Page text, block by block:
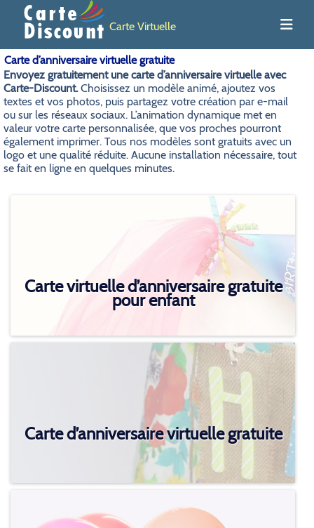
Carte Virtuelle
Carte d’anniversaire virtuelle gratuite
Envoyez gratuitement une carte d’anniversaire virtuelle avec
Carte-Discount.Choisissez un modèle animé, ajoutez vos
textes et vos photos, puis partagez votre création par e-mail
ou sur les réseaux sociaux. L’animation dynamique met en
valeur votre carte personnalisée, que vos proches pourront
également imprimer. Tous nos modèles sont gratuits avec un
logo et une qualité réduite. Aucune installation nécessaire, tout
se fait en ligne en quelques minutes.
Carte virtuelle d’anniversaire gratuite
pour enfant
Carte d’anniversaire virtuelle gratuite